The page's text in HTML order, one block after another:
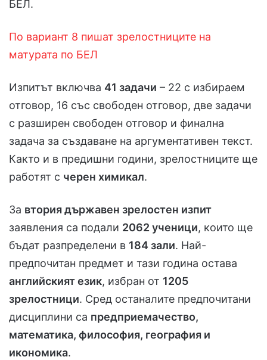
БЕЛ.
По вариант 8 пишат зрелостниците на
матурата по БЕЛ
Изпитът включва 41 задачи – 22 с избираем
отговор, 16 със свободен отговор, две задачи
с разширен свободен отговор и финална
задача за създаване на аргументативен текст.
Както и в предишни години, зрелостниците ще
работят с черен химикал.
За втория държавен зрелостен изпит
заявления са подали 2062 ученици, които ще
бъдат разпределени в 184 зали. Най-
предпочитан предмет и тази година остава
английският език, избран от 1205
зрелостници. Сред останалите предпочитани
дисциплини са предприемачество,
математика, философия, география и
икономика.